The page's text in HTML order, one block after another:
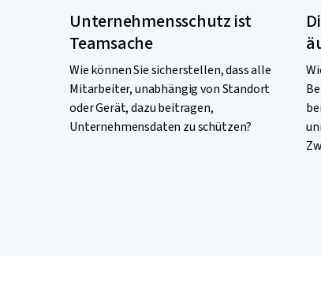
Unternehmensschutz ist
Teamsache
Wie können Sie sicherstellen, dass alle
Mitarbeiter, unabhängig von Standort
oder Gerät, dazu beitragen,
Unternehmensdaten zu schützen?